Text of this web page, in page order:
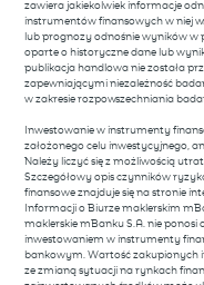
zawiera jakiekolwiek informacje
instrumentów finansowych w niej
lub prognozy odnośnie wyników w
oparte o historyczne dane lub
publikacja handlowa nie została
zapewniającymi niezależność
w zakresie rozpowszechniania
Inwestowanie w instrumenty
założonego celu inwestycyjnego,
Należy liczyć się z możliwością
Szczegółowy opis czynników
finansowe znajduje się na stronie
Informacji o Biurze maklerskim
maklerskie mBanku S.A. nie ponosi
inwestowaniem w instrumenty
bankowym. Wartość zakupionych
ze zmianą sytuacji na rynkach